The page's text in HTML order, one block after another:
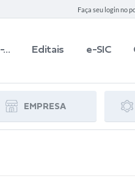
Faça seu login no
Editais e-SIC
EMPRESA